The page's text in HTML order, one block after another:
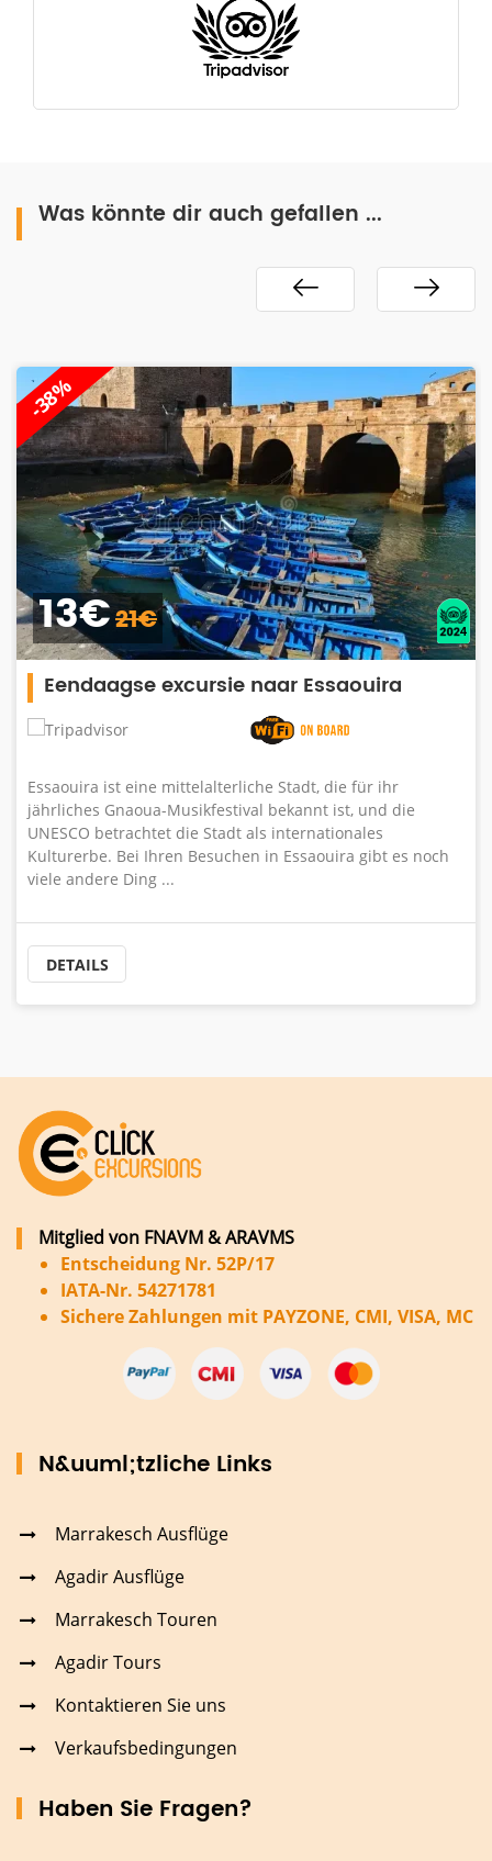
Was könnte dir auch gefallen ...
-28%
249€350€
Private Wüstentour Merzouga 3 Tage
Während dieser 3-tägigen Merzouga-Wüstenexkursion holt
Sie unser Fahrer von Ihrem Hotel in Marrakesch ab. für ein
Abenteuer durch das herrliche Atlasgebirge und den
Tichka-Pass (2260 m), der eine beeindruckende Landschaf
...
DETAILS
Mitglied von FNAVM & ARAVMS
Entscheidung Nr. 52P/17
IATA-Nr. 54271781
Sichere Zahlungen mit PAYZONE, CMI, VISA, MC
N&uuml;tzliche Links
Marrakesch Ausflüge
Agadir Ausflüge
Marrakesch Touren
Agadir Tours
Kontaktieren Sie uns
Verkaufsbedingungen
Haben Sie Fragen?